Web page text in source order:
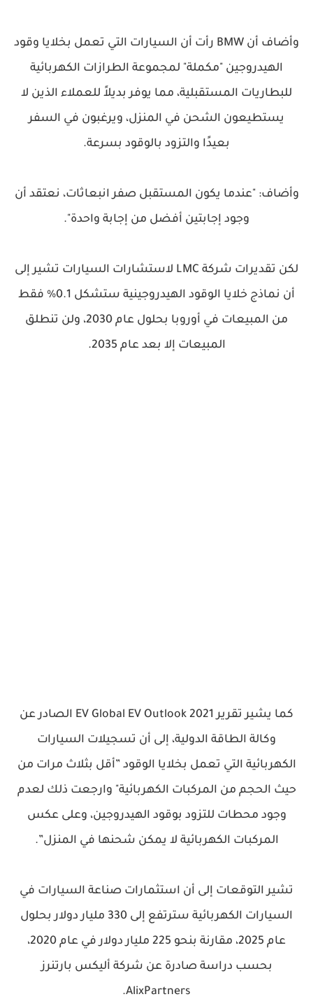
وأضاف أن BMW رأت أن السيارات التي تعمل بخلايا وقود
الهيدروجين "مكملة" لمجموعة الطرازات الكهربائية
للبطاريات المستقبلية، مما يوفر بديلاً للعملاء الذين لا
يستطيعون الشحن في المنزل، ويرغبون في السفر
بعيدًا والتزود بالوقود بسرعة.
وأضاف: "عندما يكون المستقبل صفر انبعاثات، نعتقد أن
وجود إجابتين أفضل من إجابة واحدة".
لكن تقديرات شركة LMC لاستشارات السيارات تشير إلى
أن نماذج خلايا الوقود الهيدروجينية ستشكل 0.1% فقط
من المبيعات في أوروبا بحلول عام 2030، ولن تنطلق
المبيعات إلا بعد عام 2035.
كما يشير تقرير EV Global EV Outlook 2021 الصادر عن
وكالة الطاقة الدولية، إلى أن تسجيلات السيارات
الكهربائية التي تعمل بخلايا الوقود ”أقل بثلاث مرات من
حيث الحجم من المركبات الكهربائية" وارجعت ذلك لعدم
وجود محطات للتزود بوقود الهيدروجين، وعلى عكس
المركبات الكهربائية لا يمكن شحنها في المنزل”.
تشير التوقعات إلى أن استثمارات صناعة السيارات في
السيارات الكهربائية سترتفع إلى 330 مليار دولار بحلول
عام 2025، مقارنة بنحو 225 مليار دولار في عام 2020،
بحسب دراسة صادرة عن شركة أليكس بارتنرز
AlixPartners.